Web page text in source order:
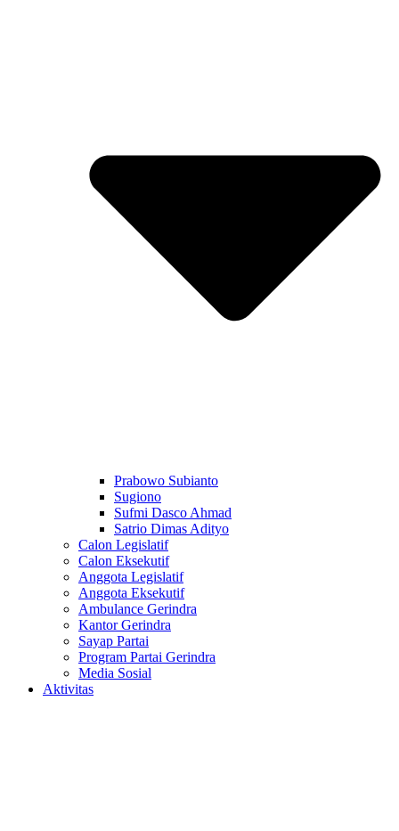
Prabowo Subianto
Sugiono
Sufmi Dasco Ahmad
Satrio Dimas Adityo
Calon Legislatif
Calon Eksekutif
Anggota Legislatif
Anggota Eksekutif
Ambulance Gerindra
Kantor Gerindra
Sayap Partai
Program Partai Gerindra
Media Sosial
Aktivitas